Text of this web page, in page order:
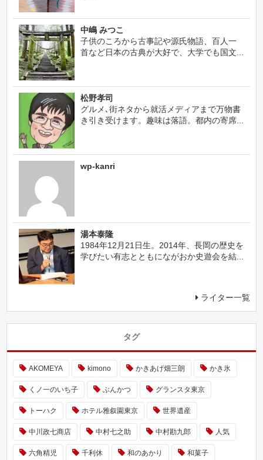
中嶋 みつこ
子供のころから古事記や源氏物語、百人一
首など日本の古典が大好で、大学でも国文...
松野孝司
グルメ､街ネタから就活メディアまで万物書
き引き受けます。趣味は落語。都内の寄席...
wp-kanri
湯本泰隆
1984年12月21日生。2014年、長岡の歴史を
学びたい有志とともにながおか史遊会を結...
ライター一覧
タグ
AKOMEYA kimono かきあげ畑三朗 かき氷
くノ一のいち子 ぶんかつ グランスタ東京
トーハク ホテル雅叙園東京 世界遺産
中川政七商店 中村七之助 中村勘九郎 人気
六角精児 千利休 和のあかり 和菓子